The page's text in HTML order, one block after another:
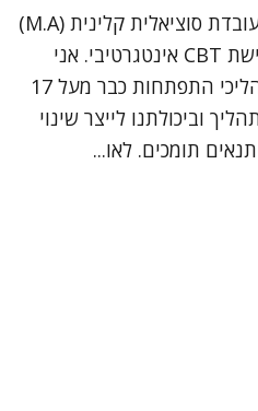
שמי אביטל וובר קטקובסקי, עובדת סוציאלית קלינית (M.A)
ופסיכותרפיסטית מוסמכת בגישת CBT אינטגרטיבי. אני
עוסקת בטיפול רגשי וליווי תהליכי התפתחות כבר מעל 17
וביכולתנו לייצר שינוי
תומכים. לאו...